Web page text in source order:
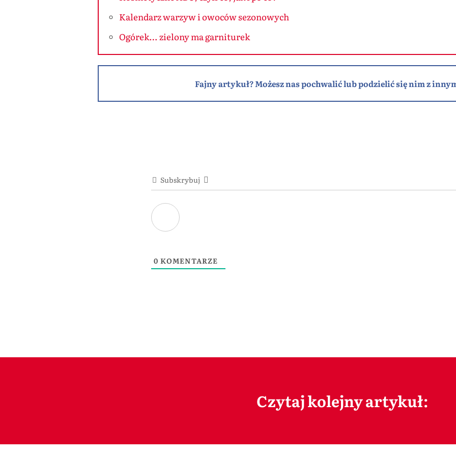
Kalendarz warzyw i owoców sezonowych
Ogórek… zielony ma garniturek
Fajny artykuł? Możesz nas pochwalić lub podzielić się nim z
Subskrybuj
0 KOMENTARZE
Czytaj kolejny artykuł: